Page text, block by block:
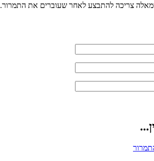
צריכה להתבצע לאחר שעוברים את התמרור.